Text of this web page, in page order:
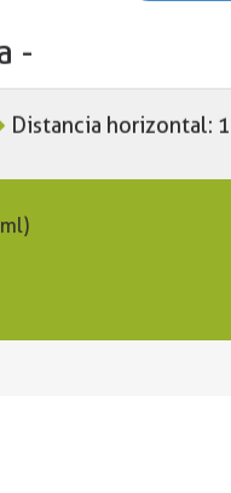
-
Distancia horizontal: